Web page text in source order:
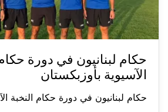
حكام لبنانيون في دورة
الآسيوية بأوزبكستان
حكام لبنانيون في دورة حكام النخبة